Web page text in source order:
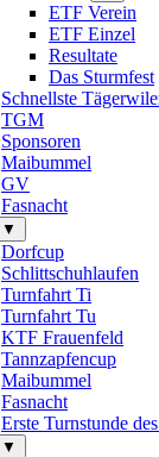
ETF Verein
ETF Einzel
Resultate
Das Sturmfest
Schnellste
TGM
Sponsoren
Maibummel
GV
Fasnacht
▼
Dorfcup
Schlittschuhlaufen
Turnfahrt Ti
Turnfahrt Tu
KTF Frauenfeld
Tannzapfencup
Maibummel
Fasnacht
Erste Turnstunde
▼